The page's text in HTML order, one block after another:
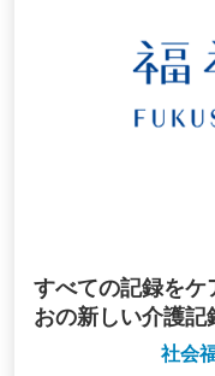
すべての記録をケ
おの新しい介護記
社会